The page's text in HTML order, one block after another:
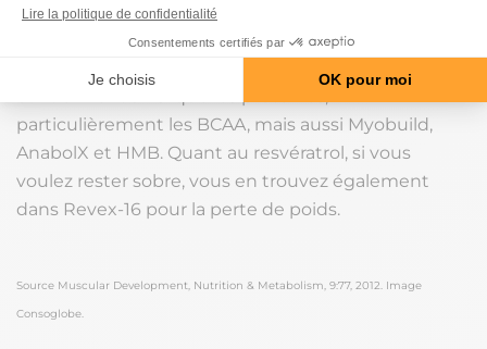
de blé, pois chiches, riz complet) tout en n’oubliant
pas de boire, de temps en temps, un verre de vin
particulièrement les BCAA, mais aussi Myobuild,
AnabolX et HMB. Quant au resvératrol, si vous
voulez rester sobre, vous en trouvez également
dans Revex-16 pour la perte de poids.
Source Muscular Development, Nutrition & Metabolism, 9:77, 2012. Image
Consoglobe.